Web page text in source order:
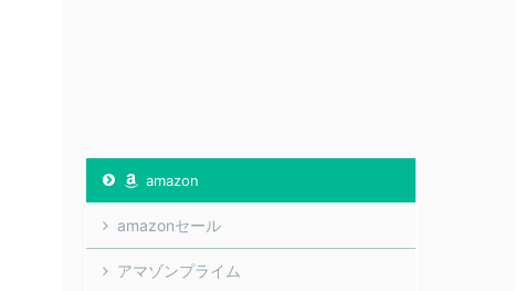
amazon
amazonセール
アマゾンプライム